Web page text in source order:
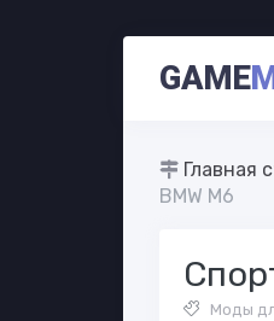
GAME
Главная
BMW M6
Моды